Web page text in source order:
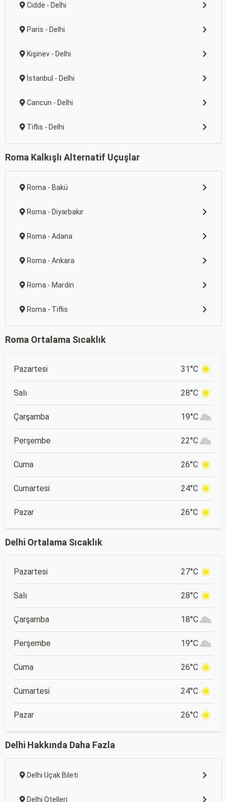
Cidde - Delhi
Paris - Delhi
Kişinev - Delhi
İstanbul - Delhi
Cancun - Delhi
Tiflis - Delhi
Roma Kalkışlı Alternatif Uçuşlar
Roma - Bakü
Roma - Diyarbakır
Roma - Adana
Roma - Ankara
Roma - Mardin
Roma - Tiflis
Roma Ortalama Sıcaklık
Pazartesi 31°C
Salı 28°C
Çarşamba 19°C
Perşembe 22°C
Cuma 26°C
Cumartesi 24°C
Pazar 26°C
Delhi Ortalama Sıcaklık
Pazartesi 27°C
Salı 28°C
Çarşamba 18°C
Perşembe 19°C
Cuma 26°C
Cumartesi 24°C
Pazar 26°C
Delhi Hakkında Daha Fazla
Delhi Uçak Bileti
Delhi Otelleri